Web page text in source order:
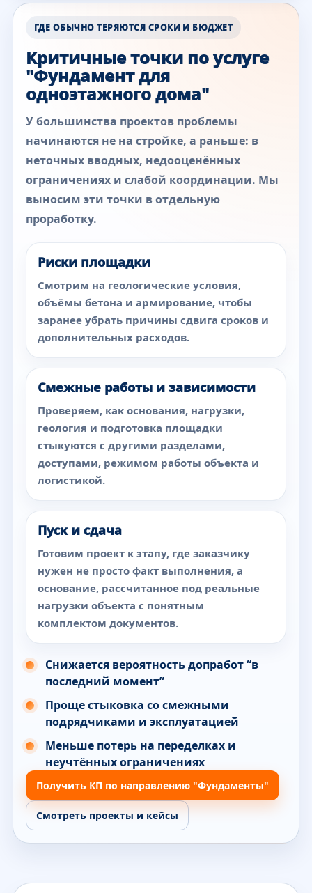
ГДЕ ОБЫЧНО ТЕРЯЮТСЯ СРОКИ И БЮДЖЕТ
Критичные точки по услуге
"Фундамент для
одноэтажного дома"
У большинства проектов проблемы
начинаются не на стройке, а раньше: в
неточных вводных, недооценённых
ограничениях и слабой координации. Мы
выносим эти точки в отдельную
проработку.
Риски площадки
Смотрим на геологические условия,
объёмы бетона и армирование, чтобы
заранее убрать причины сдвига сроков и
дополнительных расходов.
Смежные работы и зависимости
Проверяем, как основания, нагрузки,
геология и подготовка площадки
стыкуются с другими разделами,
доступами, режимом работы объекта и
логистикой.
Пуск и сдача
Готовим проект к этапу, где заказчику
нужен не просто факт выполнения, а
основание, рассчитанное под реальные
нагрузки объекта с понятным
комплектом документов.
Снижается вероятность допработ “в
последний момент”
Проще стыковка со смежными
подрядчиками и эксплуатацией
Меньше потерь на переделках и
неучтённых ограничениях
Получить КП по направлению "Фундаменты"
Смотреть проекты и кейсы